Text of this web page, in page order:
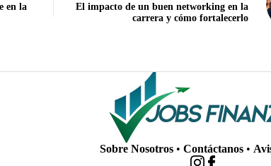
en la
El impacto de un buen networking en la
carrera y cómo fortalecerlo
Sobre Nosotros • Contáctanos •